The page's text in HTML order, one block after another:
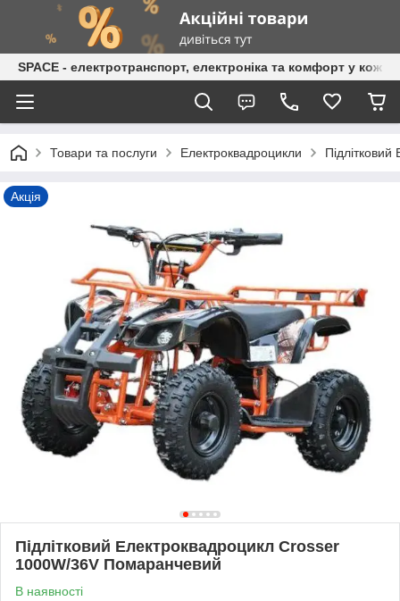
SPACE - електротранспорт, електроніка та комфорт у
Товари та послуги Електроквадроцикли
Акція
Підлітковий Електроквадроцикл Crosser
1000W/36V Помаранчевий
В наявності